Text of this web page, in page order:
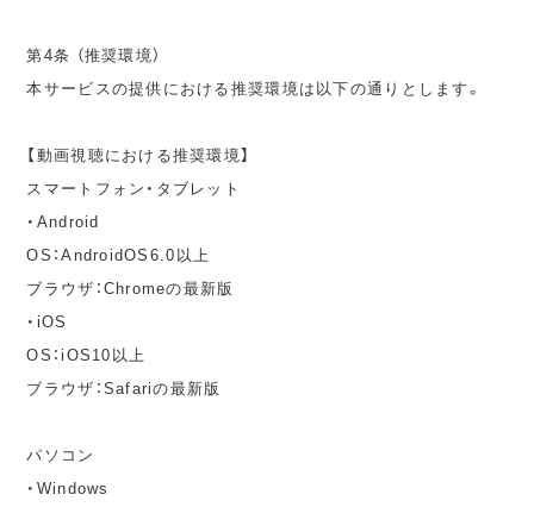
第4条 （推奨環境）
本サービスの提供における推奨環境は以下の通りとします。
【動画視聴における推奨環境】
スマートフォン・タブレット
・Android
OS：AndroidOS6.0以上
ブラウザ：Chromeの最新版
・iOS
OS：iOS10以上
ブラウザ：Safariの最新版
パソコン
・Windows